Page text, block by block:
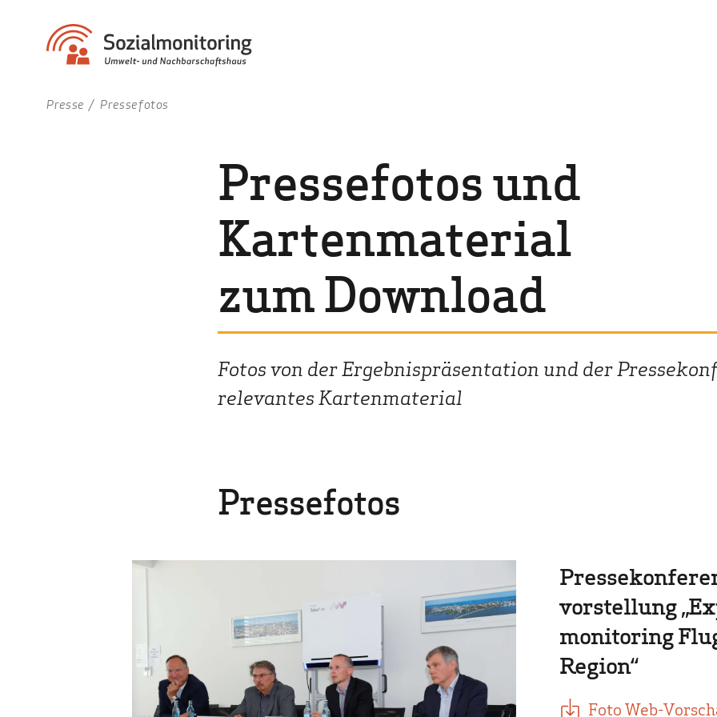
Presse Pressefotos
Pressefotos und
Kartenmaterial
zum Download
Fotos von der Ergebnispräsentation und der
relevantes Kartenmaterial
Pressefotos
vorstellung
monitoring
Region“
Foto Web-